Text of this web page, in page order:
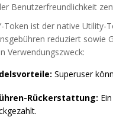
Benutzerfreundlichkeit
Token ist der native Utility-
reduziert sowie
Verwendungszweck:
Superuser
Rückerstattung: